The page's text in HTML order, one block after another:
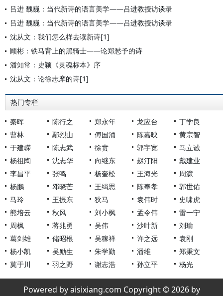
吕进 魏巍：当代新诗的语言美学——吕进教授访谈录
吕进 魏巍：当代新诗的语言美学——吕进教授访谈录
沈从文：我们怎么样去读新诗[1]
顾彬：铁马背上的黑骑士——论郑愁予的诗
潘知常：史颖《灵魂标本》序
沈从文：论徐志摩的诗[1]
热门专栏
秦晖 陈行之 郑永年 龙应台
丁学良
曹林
鄢烈山 傅国涌 陈嘉映
黄宗智
于建嵘
陈志武 徐贲 郭宇宽
马立诚
杨祖陶
沈志华 向继东 赵汀阳
戴建业
李昌平
张鸣 杨奎松 王海光
周濂
杨鹏
邓晓芒 王缉思 陈奉孝
郭世佑
马玲
王振东 狄马 袁伟时
史啸虎
熊培云
秋风 刘小枫 孟令伟
雷一宁
周枫
蒋兆勇 吴伟 沙叶新
刘瑜
葛剑雄
储昭根 吴稼祥 许之远
袁刚
杨小凯
吴励生 朱学勤 潘维
郑秉文
莫于川
羽之野 谢志浩 孙立平 杨光
Powered by aisixiang.com Copyright © 2026 by